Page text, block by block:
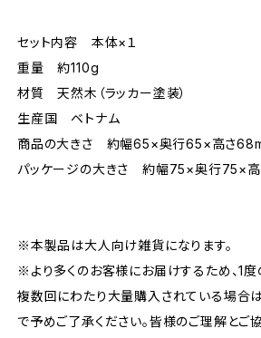
セット内容 本体×１
重量 約110g
材質 天然木（ラッカー塗装）
生産国 ベトナム
商品の大きさ 約幅65×奥行65×高さ
パッケージの大きさ 約幅75×奥行75×
※本製品は大人向け雑貨になります。
※より多くのお客様にお届けするため、1度
複数回にわたり大量購入されている場合
で予めご了承ください。皆様のご理解とご